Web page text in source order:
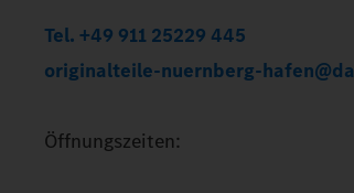
Tel. +49 911 25229 445
originalteile-nuernberg-
Öffnungszeiten: